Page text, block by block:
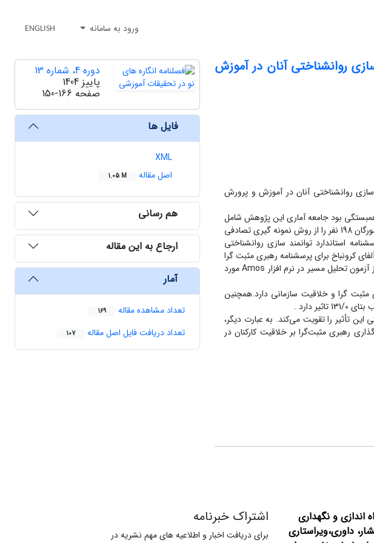
ورود به سامانه ENGLISH
روانشناختی آنان در آموزش
روانشناختی آنان در آموزش و پرورش
بود جامعه آماری این پژوهش شامل
تمامی آموزگاران ابتدائی شهرستان کازرون بود که طبق آمار گرفته شده از آموزش و پرورش 411 نفر بود. که با استفاده از جدول مورگان 198 نفر را از روش نمونه گیری تصادفی
پژوهش سه پرسشنامه رهبری مثبت گرا کامرون (2018)، پرسشنامه خلاقت آمابیل (2001) و پرسشنامه استاندارد توانمند سازی روانشناختی
آلفای کرونباخ برای پرسشنامه رهبری مثبت گرا
75/0، برای پرسشنامه خلاقیت سازمانی 81/0 و توانمند سازی روانشناختی 82/0 بدست آمد. داده های استخراجی با استفاده از آزمون تحلیل مسیر در نرم افزار Amos مورد
ضریب بتای 871/2 نقش واسطه گری در بین رهبری مثبت گرا و خلاقیت سازمانی دارد.همچنین
تأثیر را تقویت می‌کند. به عبارت دیگر،
رهبری مثبت‌گرا بر خلاقیت کارکنان در
دوره 4، شماره 13
پاییز 1404
صفحه 150-166
فایل ها
XML
اصل مقاله
1.05 M
هم رسانی
ارجاع به این مقاله
آمار
تعداد مشاهده مقاله 169
تعداد دریافت فایل اصل مقاله 107
اندازی و نگهداری
داوری،ویراستاری
اشتراک خبرنامه
برای دریافت اخبار و اطلاعیه های مهم نشریه در